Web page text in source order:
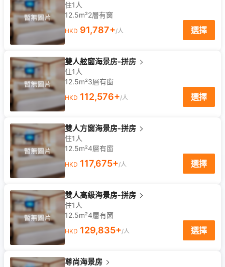
住1人
12.5m²2層有窗
HKD 91,787+/人 選擇
雙人舷窗海景房-拼房
住1人
12.5m²3層有窗
HKD 112,576+/人 選擇
雙人方窗海景房-拼房
住1人
12.5m²4層有窗
HKD 117,675+/人 選擇
雙人高級海景房-拼房
住1人
12.5m²4層有窗
HKD 129,835+/人 選擇
尊尚海景房